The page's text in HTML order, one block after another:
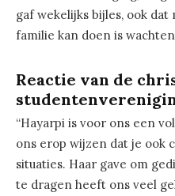
gaf wekelijks bijles, ook dat
familie kan doen is
Reactie van de
“Hayarpi is voor ons een
ons erop wijzen dat je ook
situaties. Haar gave om
te dragen heeft ons veel